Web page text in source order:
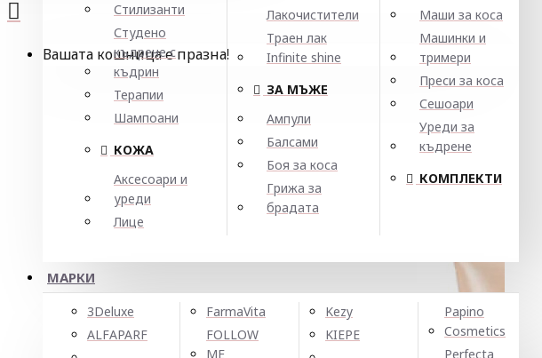
Стилизанти
Студено
къдрене с
къдрин
Терапии
Шампоани
КОЖА
Аксесоари и
уреди
Лице
Лакочистители
Траен лак
Infinite shine
ЗА МЪЖЕ
Ампули
Балсами
Боя за коса
Грижа за
брадата
Маши за коса
Машинки и
тримери
Преси за коса
Сешоари
Уреди за
къдрене
КОМПЛЕКТИ
МАРКИ
3Deluxe
ALFAPARF
FarmaVita
FOLLOW
ME
Kezy
KIEPE
Papino
Cosmetics
Perfecta
Вашата кошница е празна!